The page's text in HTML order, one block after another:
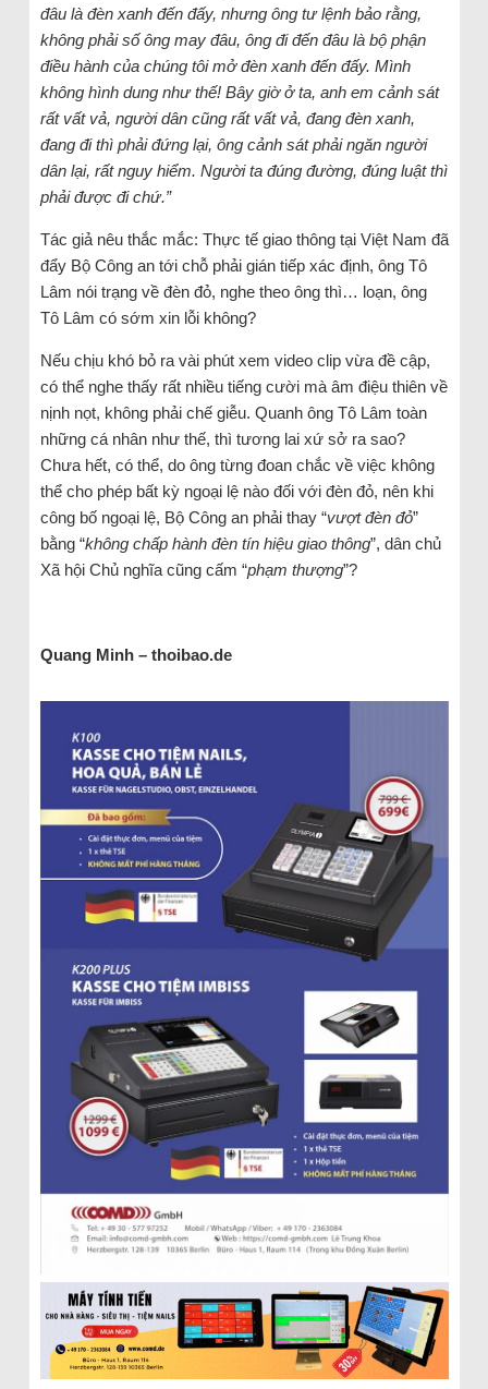
đâu là đèn xanh đến đấy, nhưng ông tư lệnh bảo rằng,
không phải số ông may đâu, ông đi đến đâu là bộ phận
điều hành của chúng tôi mở đèn xanh đến đấy. Mình
không hình dung như thế! Bây giờ ở ta, anh em cảnh sát
rất vất vả, người dân cũng rất vất vả, đang đèn xanh,
đang đi thì phải đứng lại, ông cảnh sát phải ngăn người
dân lại, rất nguy hiểm. Người ta đúng đường, đúng luật thì
phải được đi chứ.”
Tác giả nêu thắc mắc: Thực tế giao thông tại Việt Nam đã
đẩy Bộ Công an tới chỗ phải gián tiếp xác định, ông Tô
Lâm nói trạng về đèn đỏ, nghe theo ông thì… loạn, ông
Tô Lâm có sớm xin lỗi không?
Nếu chịu khó bỏ ra vài phút xem video clip vừa đề cập,
có thể nghe thấy rất nhiều tiếng cười mà âm điệu thiên về
nịnh nọt, không phải chế giễu. Quanh ông Tô Lâm toàn
những cá nhân như thế, thì tương lai xứ sở ra sao?
Chưa hết, có thể, do ông từng đoan chắc về việc không
thể cho phép bất kỳ ngoại lệ nào đối với đèn đỏ, nên khi
công bố ngoại lệ, Bộ Công an phải thay “vượt đèn đỏ”
bằng “không chấp hành đèn tín hiệu giao thông”, dân chủ
Xã hội Chủ nghĩa cũng cấm “phạm thượng”?
Quang Minh – thoibao.de